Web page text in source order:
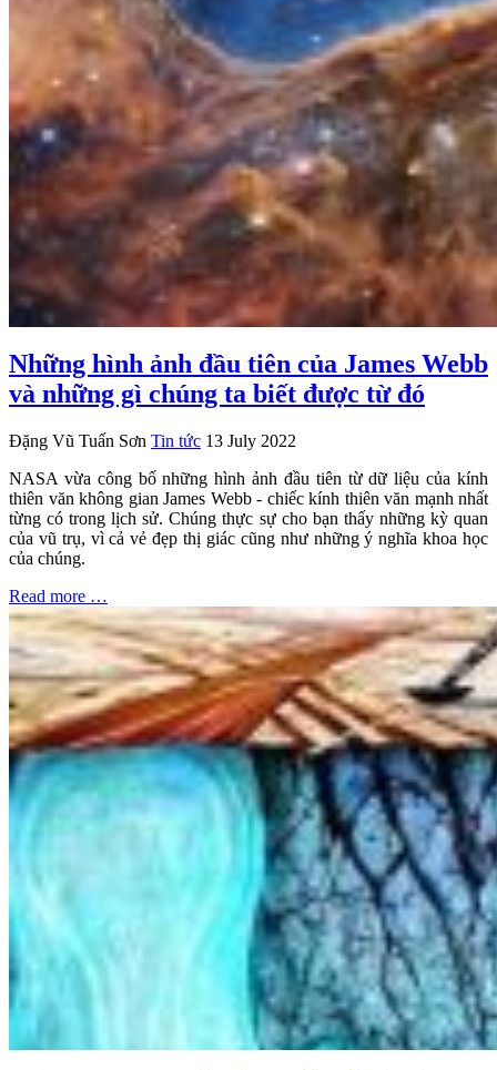
Những hình ảnh đầu tiên của James Webb
và những gì chúng ta biết được từ đó
Đặng Vũ Tuấn Sơn Tin tức 13 July 2022
NASA vừa công bố những hình ảnh đầu tiên từ dữ liệu của kính
thiên văn không gian James Webb - chiếc kính thiên văn mạnh nhất
từng có trong lịch sử. Chúng thực sự cho bạn thấy những kỳ quan
của vũ trụ, vì cả vẻ đẹp thị giác cũng như những ý nghĩa khoa học
của chúng.
Read more …